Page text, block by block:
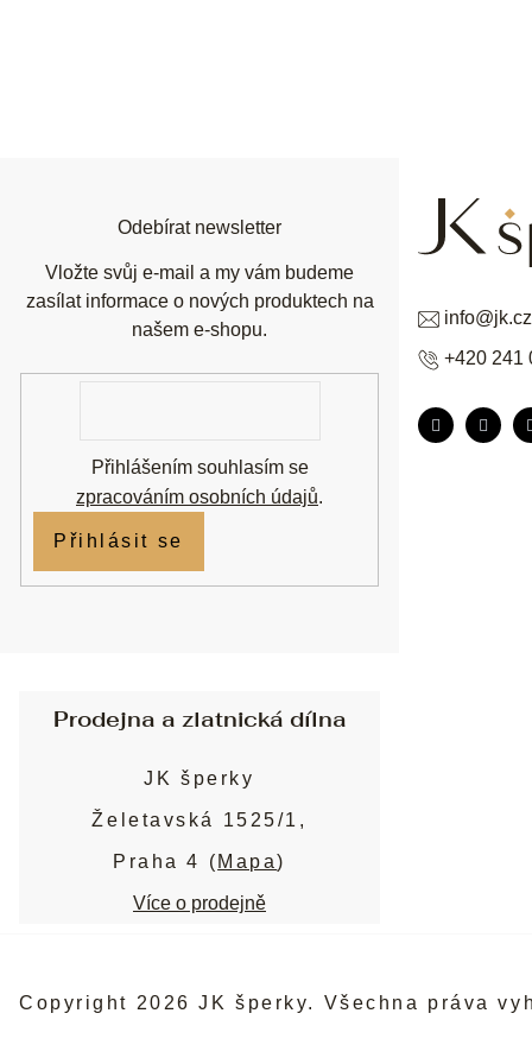
info@jk.cz
+420 241
Odebírat newsletter
Vložte svůj e-mail a my vám budeme
zasílat informace o nových produktech na
našem e-shopu.
Přihlášením souhlasím se
zpracováním osobních údajů.
Přihlásit se
Prodejna a zlatnická dílna
JK šperky
Želetavská 1525/1,
Praha 4 ( Mapa)
Více o prodejně
Copyright 2026JK šperky. Všechna práva